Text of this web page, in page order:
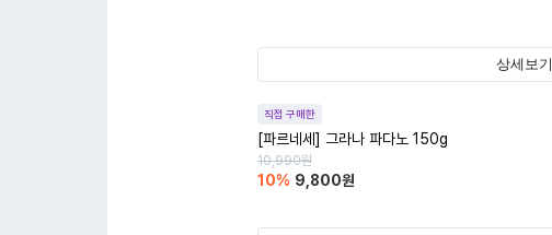
상세보기
직접 구매한
[파르네세] 그라나 파다노 150g
10,990원
10% 9,800원